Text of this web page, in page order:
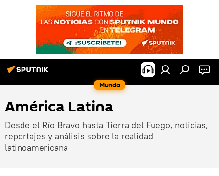
Mundo
América Latina
Desde el Río Bravo hasta Tierra del Fuego, noticias,
reportajes y análisis sobre la realidad
latinoamericana